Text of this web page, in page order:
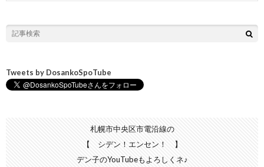
Tweets by DosankoSpoTube
札幌市中央区市電沿線の
【 シデン！エンセン！ 】
デン子のYouTubeもよろしくネ♪